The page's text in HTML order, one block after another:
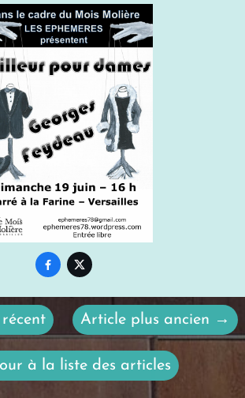
 
Article plus ancien →
à la liste des articles